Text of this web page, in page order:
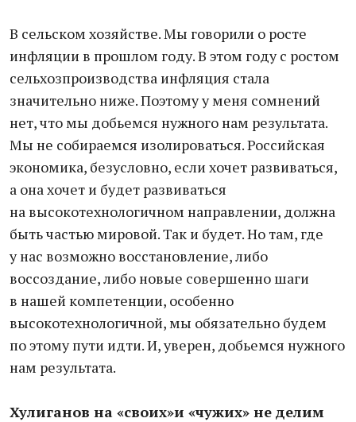
В сельском хозяйстве. Мы говорили о росте
инфляции в прошлом году. В этом году с ростом
сельхозпроизводства инфляция стала
значительно ниже. Поэтому у меня сомнений
нет, что мы добьемся нужного нам результата.
Мы не собираемся изолироваться. Российская
экономика, безусловно, если хочет развиваться,
а она хочет и будет развиваться
на высокотехнологичном направлении, должна
быть частью мировой. Так и будет. Но там, где
у нас возможно восстановление, либо
воссоздание, либо новые совершенно шаги
в нашей компетенции, особенно
высокотехнологичной, мы обязательно будем
по этому пути идти. И, уверен, добьемся нужного
нам результата.
Хулиганов на «своих»и «чужих» не делим